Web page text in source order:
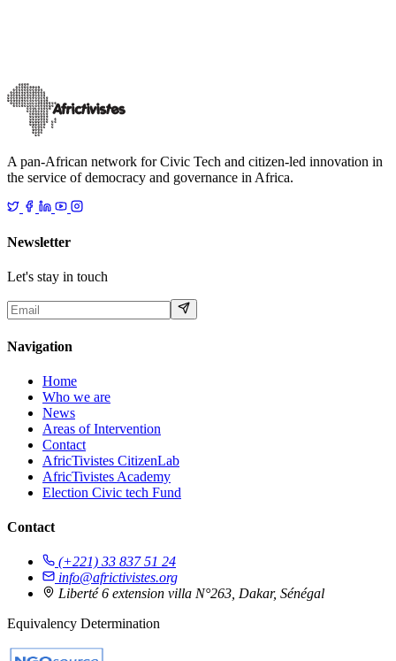
6 mars 2019
A pan-African network for Civic Tech and citizen-led innovation in
the service of democracy and governance in Africa.
Newsletter
Let's stay in touch
Navigation
Home
Who we are
News
Areas of Intervention
Contact
AfricTivistes CitizenLab
AfricTivistes Academy
Election Civic tech Fund
Contact
(+221) 33 837 51 24
info@africtivistes.org
Liberté 6 extension villa N°263, Dakar, Sénégal
Equivalency Determination